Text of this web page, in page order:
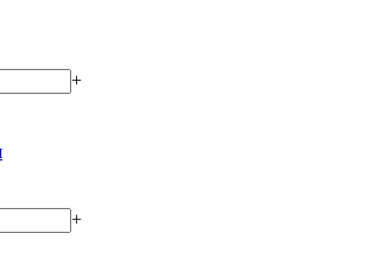
+
+